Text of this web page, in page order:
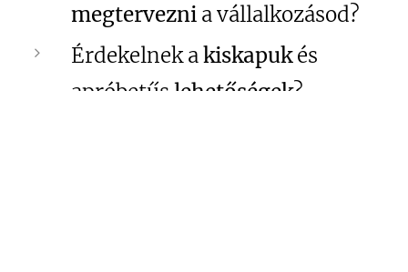
megtervezni a vállalkozásod?
Érdekelnek akiskapukés
apróbetűs lehetőségek?